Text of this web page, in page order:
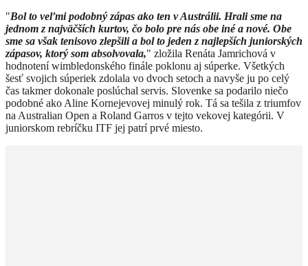
"Bol to veľmi podobný zápas ako ten v Austrálii. Hrali sme na
jednom z najväčších kurtov, čo bolo pre nás obe iné a nové. Obe
sme sa však tenisovo zlepšili a bol to jeden z najlepších juniorských
zápasov, ktorý som absolvovala," zložila Renáta Jamrichová v
hodnotení wimbledonského finále poklonu aj súperke. Všetkých
šesť svojich súperiek zdolala vo dvoch setoch a navyše ju po celý
čas takmer dokonale poslúchal servis. Slovenke sa podarilo niečo
podobné ako Aline Kornejevovej minulý rok. Tá sa tešila z triumfov
na Australian Open a Roland Garros v tejto vekovej kategórii. V
juniorskom rebríčku ITF jej patrí prvé miesto.